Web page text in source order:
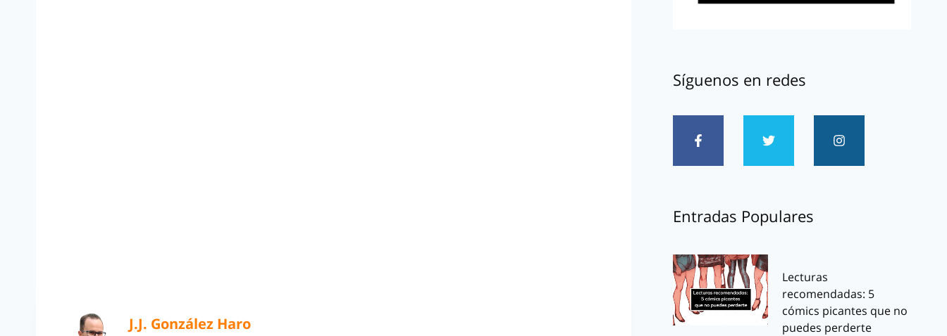
J.J. González Haro
Síguenos en redes
Entradas Populares
Lecturas
recomendadas: 5
cómics picantes que no
puedes perderte